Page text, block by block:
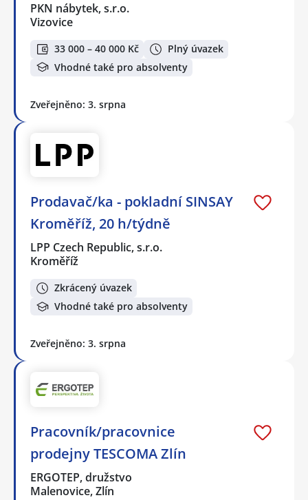
PKN nábytek, s.r.o.
Vizovice
33 000 – 40 000 Kč
Plný úvazek
Vhodné také pro absolventy
Zveřejněno: 3. srpna
Prodavač/ka - pokladní SINSAY
Kroměříž, 20 h/týdně
LPP Czech Republic, s.r.o.
Kroměříž
Zkrácený úvazek
Vhodné také pro absolventy
Zveřejněno: 3. srpna
Pracovník/pracovnice
prodejny TESCOMA Zlín
ERGOTEP, družstvo
Malenovice, Zlín